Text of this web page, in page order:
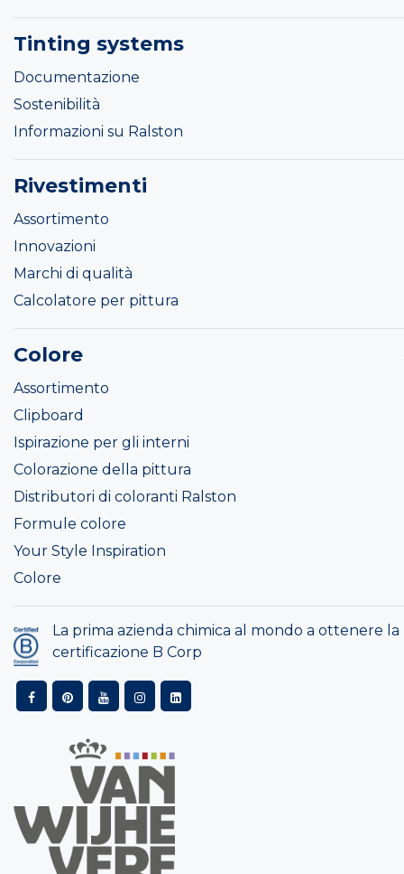
Tinting systems
Documentazione
Sostenibilità
Informazioni su Ralston
Rivestimenti
Assortimento
Innovazioni
Marchi di qualità
Calcolatore per pittura
Colore
Assortimento
Clipboard
Ispirazione per gli interni
Colorazione della pittura
Distributori di coloranti Ralston
Formule colore
Your Style Inspiration
Colore
La prima azienda chimica al mondo a ottenere la
certificazione B Corp